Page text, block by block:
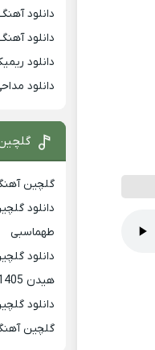
دانلود
دانلود
دانلود
دانلود
گلچین
دانلود
طهماسبی
دانلود
هیدن 1405
دانلود گلچین 100 آهنگ برتر
گلچین آهنگ